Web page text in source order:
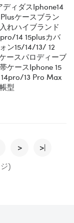
ィダスiphone14
ケースブラン
れハイブランド
14 15plusカバ
ン15/14/13/ 12
ースパロディーブ
ケースiphone 15
13 Pro Max
型
>
>|
)